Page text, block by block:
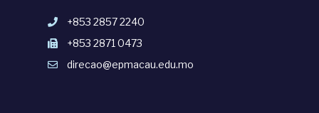
+853 2857 2240
+853 2871 0473
direcao@epmacau.edu.mo